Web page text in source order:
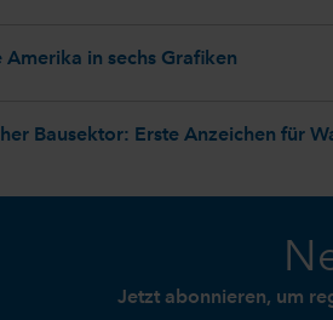
Amerika in sechs Grafiken
Bausektor: Erste Anzeichen für
Jetzt abonnieren, um